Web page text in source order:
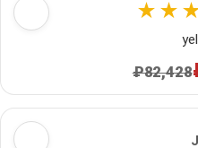
₽82,428